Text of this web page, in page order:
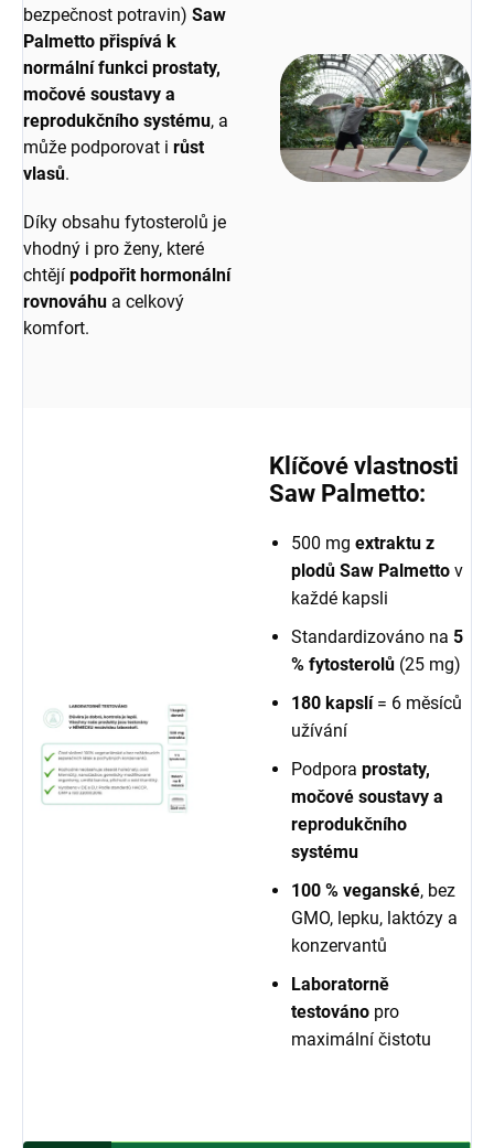
bezpečnost potravin) Saw
Palmetto přispívá k
normální funkci prostaty,
močové soustavy a
reprodukčního systému, a
může podporovat i růst
vlasů.
Díky obsahu fytosterolů je
vhodný i pro ženy, které
chtějí podpořit hormonální
rovnováhu a celkový
komfort.
Klíčové vlastnosti
Saw Palmetto:
500 mg extraktu z
plodů Saw Palmetto v
každé kapsli
Standardizováno na 5
% fytosterolů (25 mg)
180 kapslí= 6 měsíců
užívání
Podpora prostaty,
močové soustavy a
reprodukčního
systému
100 % veganské, bez
GMO, lepku, laktózy a
konzervantů
Laboratorně
testováno pro
maximální čistotu